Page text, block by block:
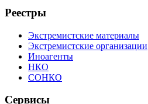
Реестры
Экстремистские материалы
Экстремистские организации
Иноагенты
НКО
СОНКО
Сервисы